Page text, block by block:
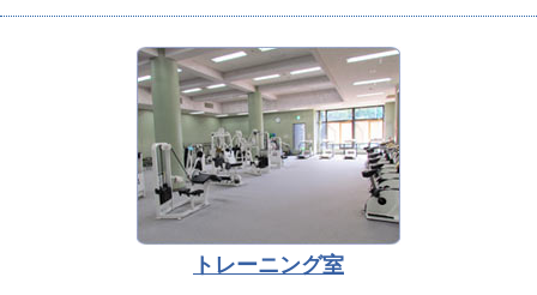
トレーニング室